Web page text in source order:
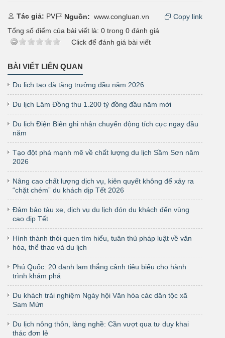
Tác giả: PV Nguồn: www.congluan.vn
Copy link
Tổng số điểm của bài viết là: 0 trong 0 đánh giá
Click để đánh giá bài viết
BÀI VIẾT LIÊN QUAN
Du lịch tạo đà tăng trưởng đầu năm 2026
Du lịch Lâm Đồng thu 1.200 tỷ đồng đầu năm mới
Du lịch Điện Biên ghi nhận chuyển động tích cực ngay đầu
năm
Tạo đột phá mạnh mẽ về chất lượng du lịch Sầm Sơn năm
2026
Nâng cao chất lượng dịch vụ, kiên quyết không để xảy ra
“chặt chém” du khách dịp Tết 2026
Đảm bảo tàu xe, dịch vụ du lịch đón du khách đến vùng
cao dịp Tết
Hình thành thói quen tìm hiểu, tuân thủ pháp luật về văn
hóa, thể thao và du lịch
Phú Quốc: 20 danh lam thắng cảnh tiêu biểu cho hành
trình khám phá
Du khách trải nghiệm Ngày hội Văn hóa các dân tộc xã
Sam Mứn
Du lịch nông thôn, làng nghề: Cần vượt qua tư duy khai
thác đơn lẻ